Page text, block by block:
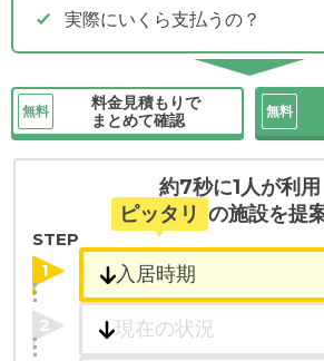
実際にいくら支払うの？
無料
料金見積もりで
まとめて確認
無料
約7秒に1人が利用
ピッタリ の施設を提
STEP
1
2